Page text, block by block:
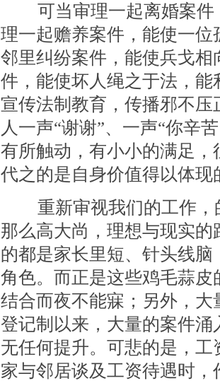
可当审理一起离婚案件
理一起赡养案件，能使一
邻里纠纷案件，能使兵戈
件，能使坏人绳之于法，
宣传法制教育，传播邪不
人一声“谢谢”、一声“你辛
有所触动，有小小的满足
代之的是自身价值得以体现
重新审视我们的工作，
那么高大尚，理想与现实
的都是家长里短、针头线
角色。而正是这些鸡毛蒜
结合而夜不能寐；另外，
登记制以来，大量的案件
无任何提升。可悲的是，
家与邻居谈及工资待遇时